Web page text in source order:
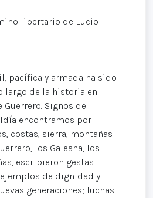
libertario de Lucio
pacífica y armada ha sido
largo de la historia en
Signos de
encontramos por
costas, sierra, montañas
los Galeana, los
escribieron gestas
de dignidad y
generaciones; luchas